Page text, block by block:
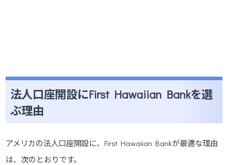
法人口座開設にFirst Hawaiian Bankを選
ぶ理由
アメリカの法人口座開設に、First Hawaiian Bankが最適な理由
は、次のとおりです。